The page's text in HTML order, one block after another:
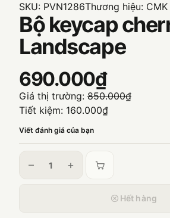
Bộ keycap
Landscape
SKU: PVN1286Thương hiệu: CMK
690.000₫
Giá thị trường: 850.000₫
Tiết kiệm: 160.000₫
Viết đánh giá của bạn
– +
Hết hàng